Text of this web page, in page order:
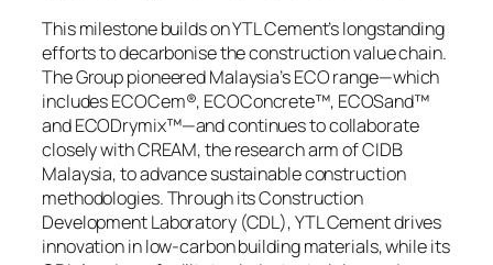
This milestone builds on YTL Cement’s longstanding
efforts to decarbonise the construction value chain.
The Group pioneered Malaysia’s ECO range—which
includes ECOCem®, ECOConcrete™, ECOSand™
and ECODrymix™—and continues to collaborate
closely with CREAM, the research arm of CIDB
Malaysia, to advance sustainable construction
methodologies. Through its Construction
Development Laboratory (CDL), YTL Cement drives
innovation in low-carbon building materials, while its